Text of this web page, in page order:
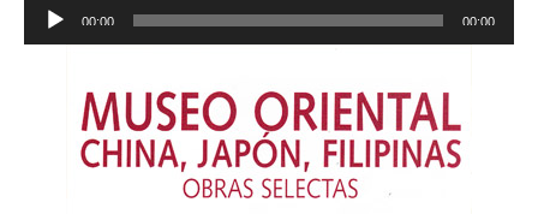
Player
00:00 00:00